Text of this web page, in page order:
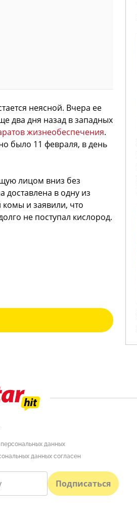
неясной. Вчера ее
два дня назад в западных
жизнеобеспечения.
было 11 февраля, в день
лицом вниз без
в одну из
комы и заявили, что
не поступал кислород.
данных
данных согласен
Подписаться